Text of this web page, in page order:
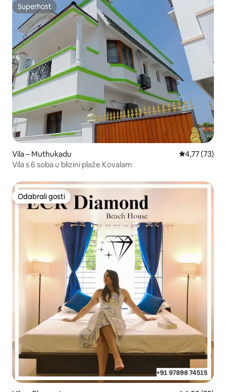
Superhost
Superhost
Vila – Muthukadu Prosječna
4,77 (73)
Vila s 6 soba u blizini plaže Kovalam
Odabrali gosti
Odabrali gosti